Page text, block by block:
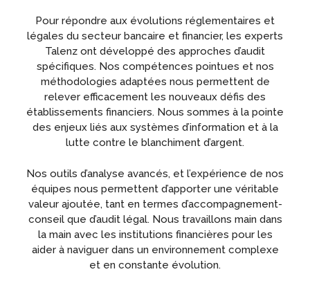
Pour répondre aux évolutions réglementaires et
légales du secteur bancaire et financier, les experts
Talenz ont développé des approches d’audit
spécifiques. Nos compétences pointues et nos
méthodologies adaptées nous permettent de
relever efficacement les nouveaux défis des
établissements financiers. Nous sommes à la pointe
des enjeux liés aux systèmes d’information et à la
lutte contre le blanchiment d’argent.
Nos outils d’analyse avancés, et l’expérience de nos
équipes nous permettent d’apporter une véritable
valeur ajoutée, tant en termes d’accompagnement-
conseil que d’audit légal. Nous travaillons main dans
la main avec les institutions financières pour les
aider à naviguer dans un environnement complexe
et en constante évolution.